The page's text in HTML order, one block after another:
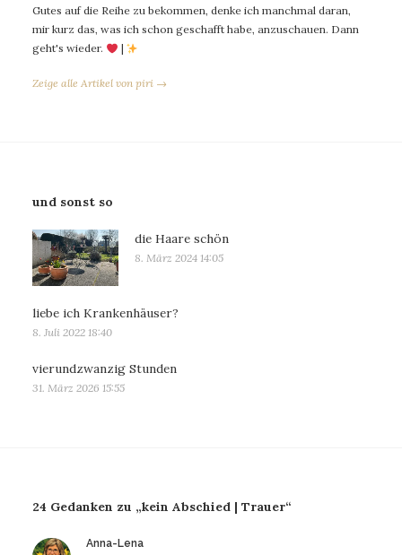
Gutes auf die Reihe zu bekommen, denke ich manchmal daran,
mir kurz das, was ich schon geschafft habe, anzuschauen. Dann
geht's wieder.
|
Zeige alle Artikel von piri →
und sonst so
die Haare schön
8. März 2024 14:05
liebe ich Krankenhäuser?
8. Juli 2022 18:40
vierundzwanzig Stunden
31. März 2026 15:55
24 Gedanken zu „kein Abschied | Trauer“
Anna-Lenasagt: